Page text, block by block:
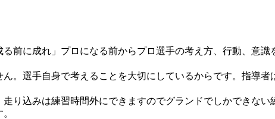
前に成れ」プロになる前からプロ選手の考え方、行動、意
。選手自身で考えることを大切にしているからです。指導
り込みは練習時間外にできますのでグランドでしかできな